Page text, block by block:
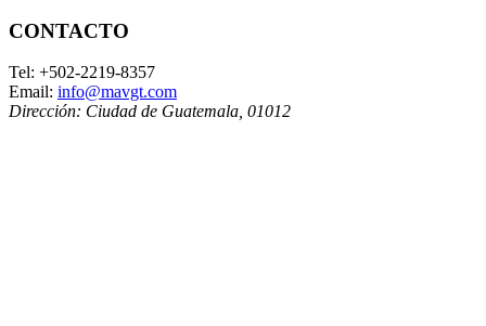
CONTACTO
Tel: +502-2219-8357
Email: info@mavgt.com
Dirección: Ciudad de Guatemala 01012